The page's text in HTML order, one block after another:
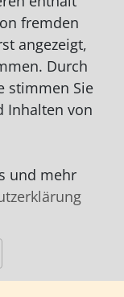
fremden
angezeigt,
Durch
stimmen Sie
Inhalten von
und mehr